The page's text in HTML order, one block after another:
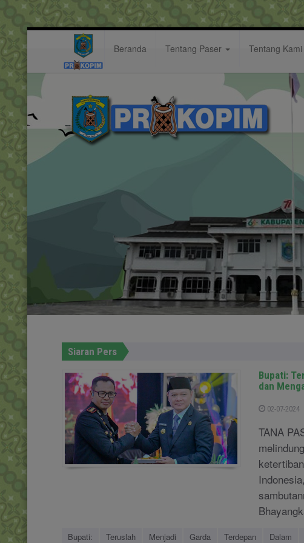
Beranda Tentang Paser Tentang Kami
Hastag:
Siaran Pers
Bupati:
dan
02-07-2024
TANA
Bupati: Teruslah Menjadi Garda Terdepan Dalam